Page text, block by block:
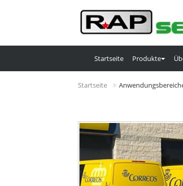
Startseite Produkte
Startseite